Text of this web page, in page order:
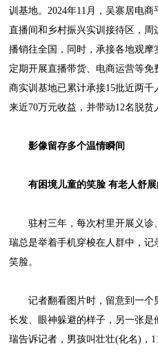
训基地。2024年11月，吴寨居电
直播间和乡村振兴实训接待区，
播销往全国，同时，承接各地观摩
定期开展直播带货、电商运营等免
商实训基地已累计承接15批近两
来近70万元收益，并带动12名脱贫
影像留存多个温情瞬间
有困境儿童的笑脸 有老人舒展
驻村三年，每次村里开展义诊
瑞总是举着手机穿梭在人群中，
笑脸。
记者翻看图片时，留意到一个
长发、眼神躲避的样子，另一张
瑞告诉记者，男孩叫壮壮(化名)，